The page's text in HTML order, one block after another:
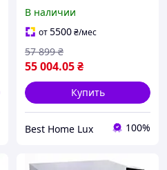
В наличии
от5500₴/мес
55 004.05₴
57 899 ₴
Купить
Best Home Lux 100%